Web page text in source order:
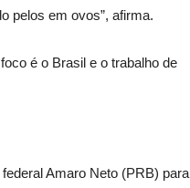
pelos em ovos”, afirma.
é o Brasil e o trabalho de
Amaro Neto (PRB) para